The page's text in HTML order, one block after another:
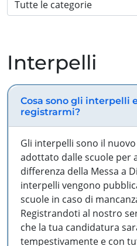
Interpelli
Cosa sono gli interpelli
registrarmi?
Gli interpelli sono il
adottato dalle scuole per
differenza della Messa a
interpelli vengono
scuole in caso di
Registrandoti al nostro
che la tua candidatura
tempestivamente e con